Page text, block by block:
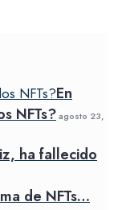
En
NFTs?agosto 23,
ha fallecido
de NFTs…